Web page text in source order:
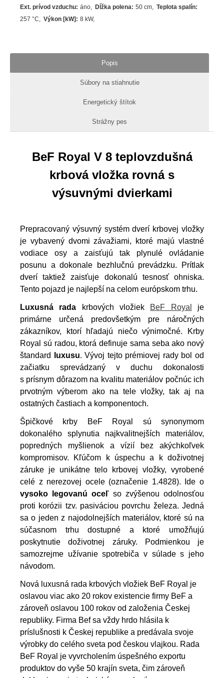
Ext. prívod vzduchu: áno Dĺžka polena: 50 cm Teplota spalín:
257°C Výkon [kW] : 8 kW
Popis
Súbory na stiahnutie
Energetický štítok
Strážny pes
BeF Royal V 8 teplovzdušná
krbová vložka rovná s
výsuvnými dvierkami
Prepracovaný výsuvný systém dverí krbovej vložky
je vybavený dvomi závažiami, ktoré majú vlastné
vodiace osy a zaisťujú tak plynulé ovládanie
posunu a dokonale bezhlučnú prevádzku. Prítlak
dverí taktiež zaisťuje dokonalú tesnosť ohniska.
Tento pojazd je najlepší na celom európskom trhu.
Luxusná rada krbových vložiek BeF Royal
je
primárne určená predovšetkým pre náročných
zákazníkov, ktorí hľadajú niečo výnimočné. Krby
Royal sú radou, ktorá definuje sama seba ako nový
štandard
luxusu. Vývoj tejto prémiovej rady bol od
začiatku sprevádzaný v duchu dokonalosti
s prísnym dôrazom na kvalitu materiálov počnúc ich
prvotným výberom ako na tele vložky, tak aj na
ostatných častiach a komponentoch.
Špičkové krby BeF Royal sú synonymom
dokonalého splynutia najkvalitnejších materiálov,
popredných myšlienok a vízií bez akýchkoľvek
kompromisov. Kľúčom k úspechu a k doživotnej
záruke je unikátne telo krbovej vložky, vyrobené
celé z nerezovej ocele (označenie 1.4828). Ide o
vysoko legovanú oceľso zvýšenou odolnosťou
proti korózii tzv. pasiváciou povrchu železa. Jedná
sa o jeden z najodolnejších materiálov, ktoré sú na
súčasnom trhu dostupné a ktoré umožňujú
poskytnutie doživotnej záruky. Podmienkou je
samozrejme užívanie spotrebiča v súlade s jeho
návodom.
Nová luxusná rada krbových vložiek BeF Royal je
oslavou viac ako 20 rokov existencie firmy BeF a
zároveň oslavou 100 rokov od založenia Českej
republiky. Firma Bef sa vždy hrdo hlásila k
príslušnosti k Českej republike a predávala svoje
výrobky do celého sveta pod českou vlajkou. Rada
BeF Royal je vyvrcholením úspešného exportu
produktov do vyše 50 krajín sveta, čim zároveň